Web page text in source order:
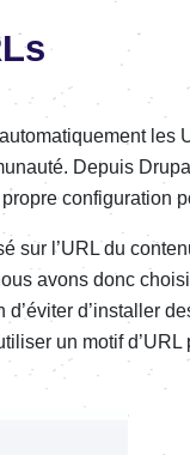
les
Depuis
confi­­gu­­ra­­tion
sur l’URL du
avons donc
d’évi­ter d’ins­­tal­­ler
un motif